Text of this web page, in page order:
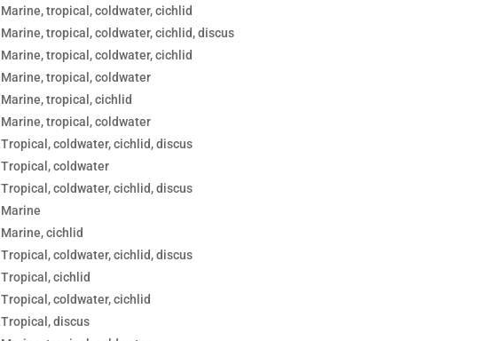
Marine, tropical, coldwater, cichlid
Marine, tropical, coldwater, cichlid, discus
Marine, tropical, coldwater, cichlid
Marine, tropical, coldwater
Marine, tropical, cichlid
Marine, tropical, coldwater
Tropical, coldwater, cichlid, discus
Tropical, coldwater
Tropical, coldwater, cichlid, discus
Marine
Marine, cichlid
Tropical, coldwater, cichlid, discus
Tropical, cichlid
Tropical, coldwater, cichlid
Tropical, discus